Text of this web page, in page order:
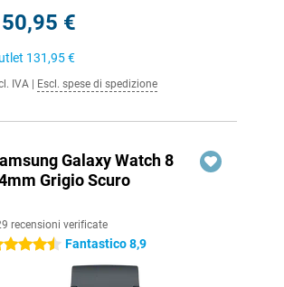
€
131,95 €
IVA Escl. spese di spedizione
Galaxy Watch 8
Grigio Scuro
recensioni verificate
stelle Fantastico 8,9